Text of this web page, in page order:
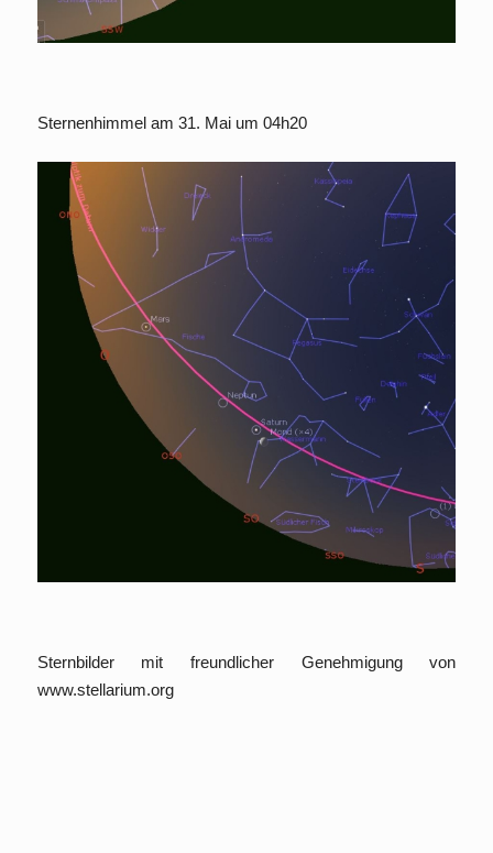
Sternenhimmel am 31. Mai um 04h20
Sternbilder mit freundlicher Genehmigung von
www.stellarium.org